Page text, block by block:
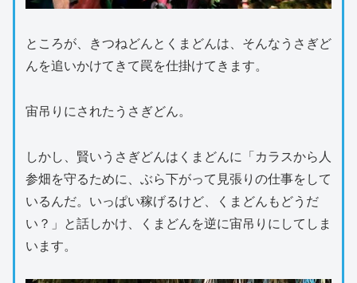
ところが、きつねどんとくまどんは、そんなうさぎど
んを追いかけてきて罠を仕掛けてきます。
宙吊りにされたうさぎどん。
しかし、賢いうさぎどんはくまどんに「カラスから人
参畑を守るために、ぶら下がって見張りの仕事をして
いるんだ。いっぱい稼げるけど、くまどんもどうだ
い？」と話しかけ、くまどんを逆に宙吊りにしてしま
います。